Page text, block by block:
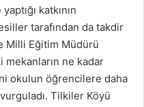
katkının
tarafından da takdir
Milli Eğitim Müdürü
ne kadar
okulun öğrencilere daha
Tilkiler Köyü